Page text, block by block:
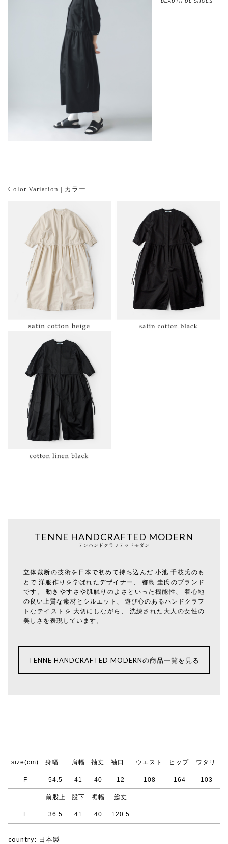
Color Variation | カラー
TENNE HANDCRAFTED MODERN
テンハンドクラフテッドモダン
立体裁断の技術を日本で初めて持ち込んだ 小池 千枝氏のも
とで 洋服作りを学ばれたデザイナー、 都島 圭氏のブランド
です。 動きやすさや肌触りのよさといった機能性、 着心地
の良い上質な素材とシルエット、 遊び心のあるハンドクラフ
トなテイストを 大切にしながら、 洗練された大人の女性の
美しさを表現しています。
TENNE HANDCRAFTED MODERNの商品一覧を見る
size(cm) 身幅 肩幅 袖丈 袖口 ウエスト ヒップ ワタリ
F 54.5 41 40 12 108 164 103
前股上 股下 裾幅 総丈
F 36.5 41 40 120.5
country: 日本製